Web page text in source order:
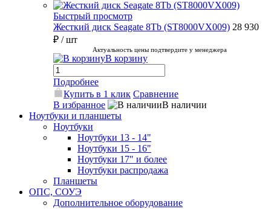
Быстрый просмотр
Жесткий диск Seagate 8Tb (ST8000VX009) 28 930
₽ / шт
Актуальность цены подтвердите у менеджера
В корзину
Подробнее
Купить в 1 клик Сравнение
В избранное
В наличии
Ноутбуки и планшеты
Ноутбуки
Ноутбуки 13 - 14"
Ноутбуки 15 - 16"
Ноутбуки 17" и более
Ноутбуки распродажа
Планшеты
ОПС, СОУЭ
Дополнительное оборудование